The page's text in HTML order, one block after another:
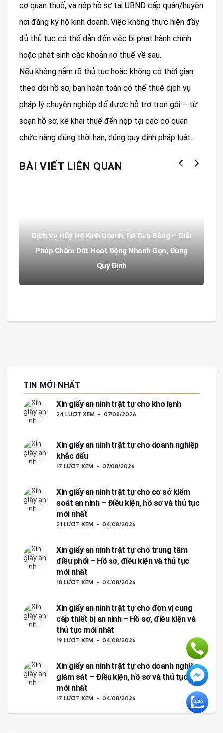
cơ quan thuế, và nộp hồ sơ tại UBND cấp quận/huyện
nơi đăng ký hộ kinh doanh. Việc không thực hiện đầy
đủ thủ tục có thể dẫn đến việc bị phạt hành chính
hoặc phát sinh các khoản nợ thuế về sau.
Nếu không nắm rõ thủ tục hoặc không có thời gian
theo dõi hồ sơ, bạn hoàn toàn có thể thuê dịch vụ
pháp lý chuyên nghiệp để được hỗ trợ trọn gói – từ
soạn hồ sơ, kê khai thuế đến nộp tại các cơ quan
chức năng đúng thời hạn, đúng quy định pháp luật.
BÀI VIẾT LIÊN QUAN
Dịch Vụ Hủy Hộ Kinh Doanh Tại Cao Bằng – Giải
Pháp Chấm Dứt Hoạt Động Nhanh Gọn, Đúng
Quy Định
TIN MỚI NHẤT
Xin giấy an ninh trật tự cho kho lạnh
24 LƯỢT XEM 07/08/2026
Xin giấy an ninh trật tự cho doanh nghiệp
khắc dấu
17 LƯỢT XEM 07/08/2026
Xin giấy an ninh trật tự cho cơ sở kiểm
soát an ninh – Điều kiện, hồ sơ và thủ tục
mới nhất
21 LƯỢT XEM 04/08/2026
Xin giấy an ninh trật tự cho trung tâm
điều phối – Hồ sơ, điều kiện và thủ tục
mới nhất
18 LƯỢT XEM 04/08/2026
Xin giấy an ninh trật tự cho đơn vị cung
cấp thiết bị an ninh – Hồ sơ, điều kiện và
thủ tục mới nhất
19 LƯỢT XEM 04/08/2026
Xin giấy an ninh trật tự cho doanh nghiệp
giám sát – Điều kiện, hồ sơ và thủ tục
mới nhất
17 LƯỢT XEM 04/08/2026